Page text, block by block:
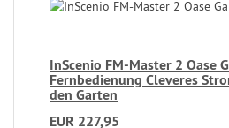
InScenio FM-Master 2 Oase
Fernbedienung Cleveres
den Garten
EUR 227,95